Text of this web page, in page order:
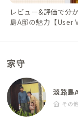
レビュー&評価で分
島A邸の魅力【User
家守
淡路島
その